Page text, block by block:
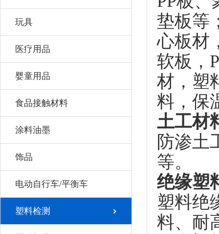
玩具
医疗用品
婴童用品
食品接触材料
涂料油墨
饰品
电动自行车/平衡车
塑料检测
垫板等
心板材
软板，
材，塑
料，保
土工材
防渗土
等。
绝缘塑
塑料绝
料、耐